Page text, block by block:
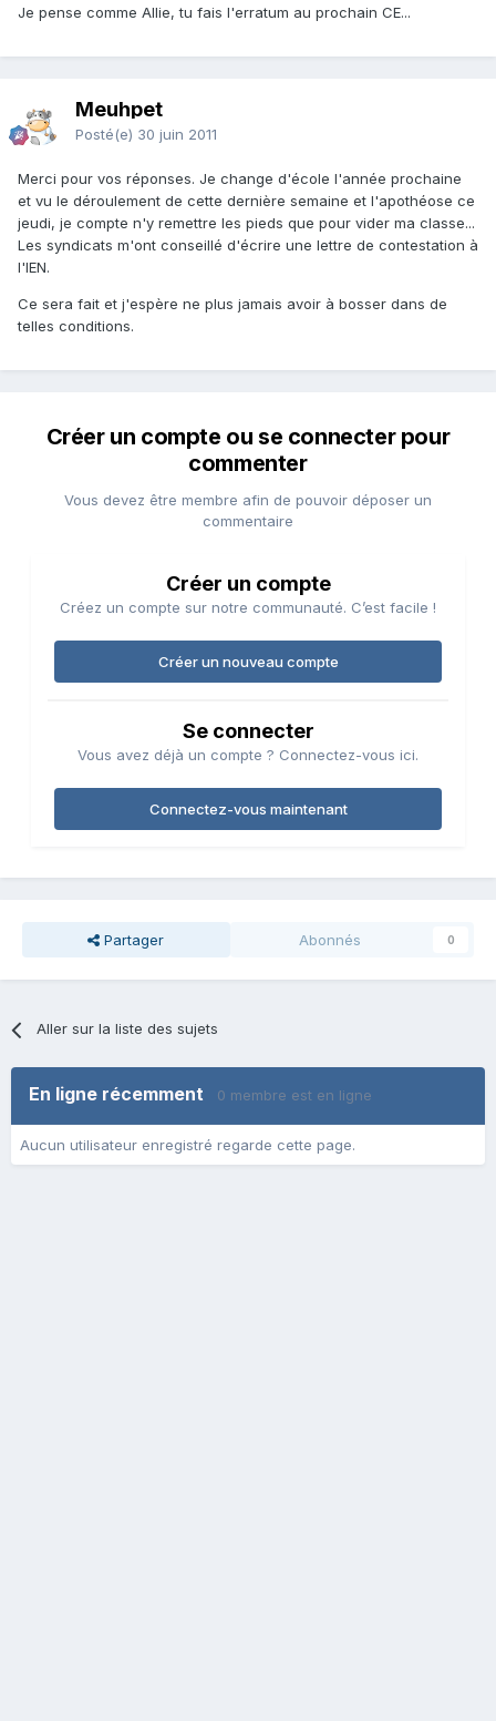
Je pense comme Allie, tu fais l'erratum au prochain CE...
Meuhpet
Posté(e) 30 juin 2011
Merci pour vos réponses. Je change d'école l'année prochaine
et vu le déroulement de cette dernière semaine et l'apothéose ce
jeudi, je compte n'y remettre les pieds que pour vider ma classe...
Les syndicats m'ont conseillé d'écrire une lettre de contestation à
l'IEN.
Ce sera fait et j'espère ne plus jamais avoir à bosser dans de
telles conditions.
Créer un compte ou se connecter pour
commenter
Vous devez être membre afin de pouvoir déposer un
commentaire
Créer un compte
Créez un compte sur notre communauté. C’est facile !
Créer un nouveau compte
Se connecter
Vous avez déjà un compte ? Connectez-vous ici.
Connectez-vous maintenant
Partager Abonnés 0
Aller sur la liste des sujets
En ligne récemment 0 membre est en ligne
Aucun utilisateur enregistré regarde cette page.